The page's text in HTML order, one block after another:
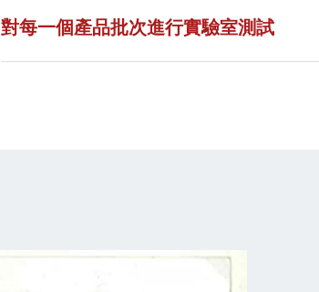
對每一個產品批次進行實驗室測試